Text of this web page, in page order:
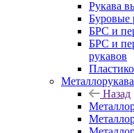
Рукава
Буровые
БРС и
БРС и
рукавов
Металлорукава
Назад